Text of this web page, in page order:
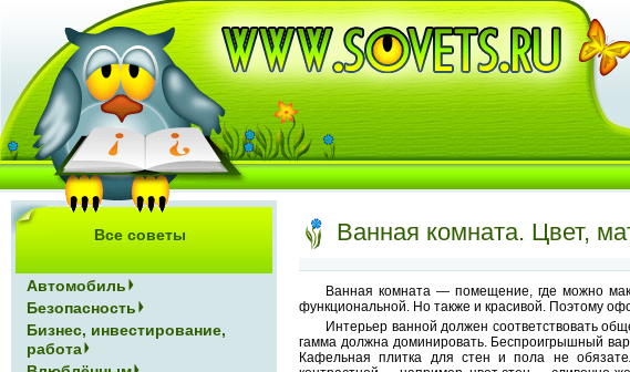
Ванная комната. Цвет,
Ванная комната — помещение, где можно
функциональной. Но также и красивой. Поэтому
Интерьер ванной должен соответствовать
гамма должна доминировать. Беспроигрышный
Кафельная плитка для стен и пола не
Все советы
Автомобиль
Безопасность
Бизнес, инвестирование,
работа